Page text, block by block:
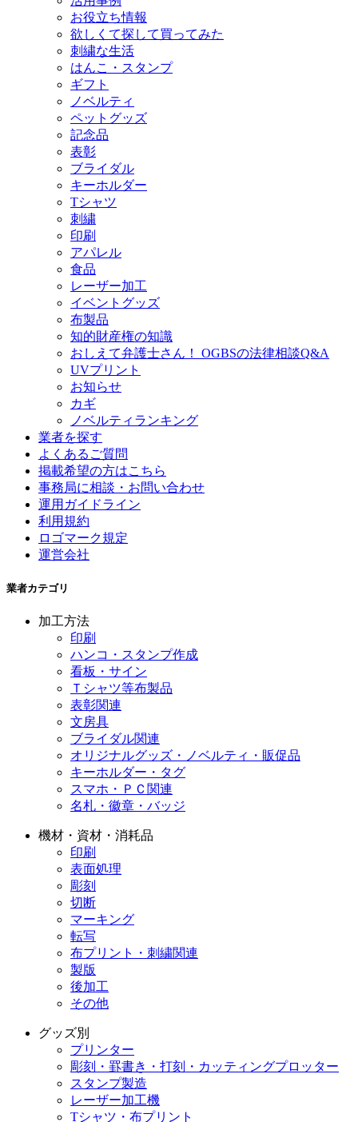
お役立ち情報
欲しくて探して買ってみた
刺繍な生活
はんこ・スタンプ
ギフト
ノベルティ
ペットグッズ
記念品
表彰
ブライダル
キーホルダー
Tシャツ
刺繍
印刷
アパレル
食品
レーザー加工
イベントグッズ
布製品
知的財産権の知識
おしえて弁護士さん！ OGBSの法律相談Q&A
UVプリント
お知らせ
カギ
ノベルティランキング
業者を探す
よくあるご質問
掲載希望の方はこちら
事務局に相談・お問い合わせ
運用ガイドライン
利用規約
ロゴマーク規定
運営会社
業者カテゴリ
加工方法
印刷
ハンコ・スタンプ作成
看板・サイン
Ｔシャツ等布製品
表彰関連
文房具
ブライダル関連
オリジナルグッズ・ノベルティ・販促品
キーホルダー・タグ
スマホ・ＰＣ関連
名札・徽章・バッジ
機材・資材・消耗品
印刷
表面処理
彫刻
切断
マーキング
転写
布プリント・刺繍関連
製版
後加工
その他
グッズ別
プリンター
彫刻・罫書き・打刻・カッティングプロッター
スタンプ製造
レーザー加工機
Tシャツ・布プリント